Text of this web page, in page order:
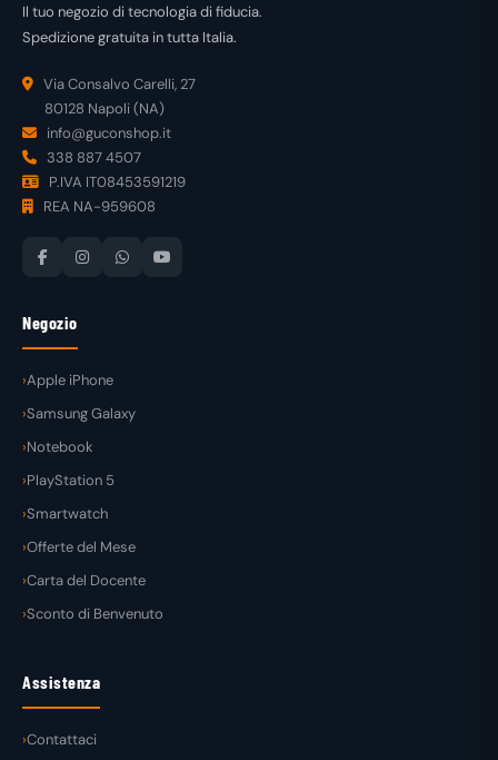
Il tuo negozio di tecnologia di fiducia.
Spedizione gratuita in tutta Italia.
Via Consalvo Carelli, 27
80128 Napoli (NA)
info@guconshop.it
338 887 4507
P.IVA IT08453591219
REA NA-959608
Negozio
Apple iPhone
Samsung Galaxy
Notebook
PlayStation 5
Smartwatch
Offerte del Mese
Carta del Docente
Sconto di Benvenuto
Assistenza
Contattaci